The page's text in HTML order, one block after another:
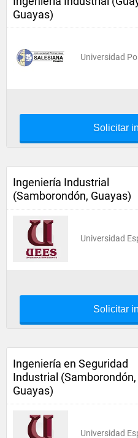
Guayas)
Universidad
Solicitar
Ingeniería Industrial
(Samborondón, Guayas)
Universidad
Solicitar
Ingeniería en Seguridad
Industrial (Samborondón,
Guayas)
Universidad